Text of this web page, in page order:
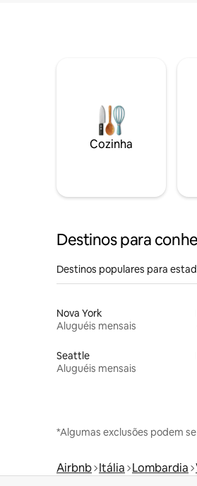
Cozinha
Destinos para
Destinos populares para
Nova York
Aluguéis mensais
Seattle
Aluguéis mensais
*Algumas exclusões podem
Airbnb Itália Lombardia